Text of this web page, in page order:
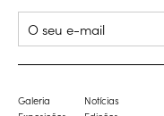
Galeria
Notícias